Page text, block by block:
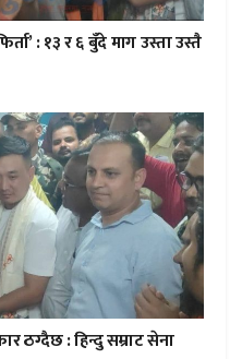
: १३ र ६ बुँदे माग उस्ता उस्तै
ठग्दैछ : हिन्दु सम्राट सेना